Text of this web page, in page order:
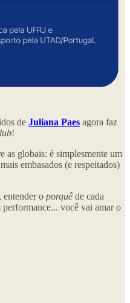
de Juliana Paes agora faz
!
as globais: é simplesmente um
embasados (e respeitados)
entender o porquê de cada
você vai amar o